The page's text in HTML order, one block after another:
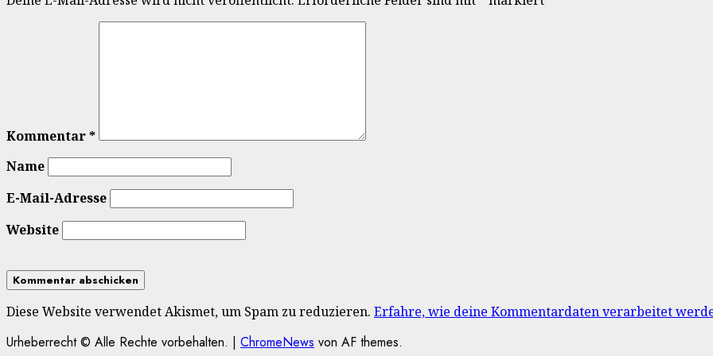
Kommentar*
Name
E-Mail-Adresse
Website
Diese Website verwendet Akismet, um Spam zu reduzieren. Erfahre, wie deine Kommentardaten verarbeitet
Urheberrecht © Alle Rechte vorbehalten. | ChromeNews von AF themes.